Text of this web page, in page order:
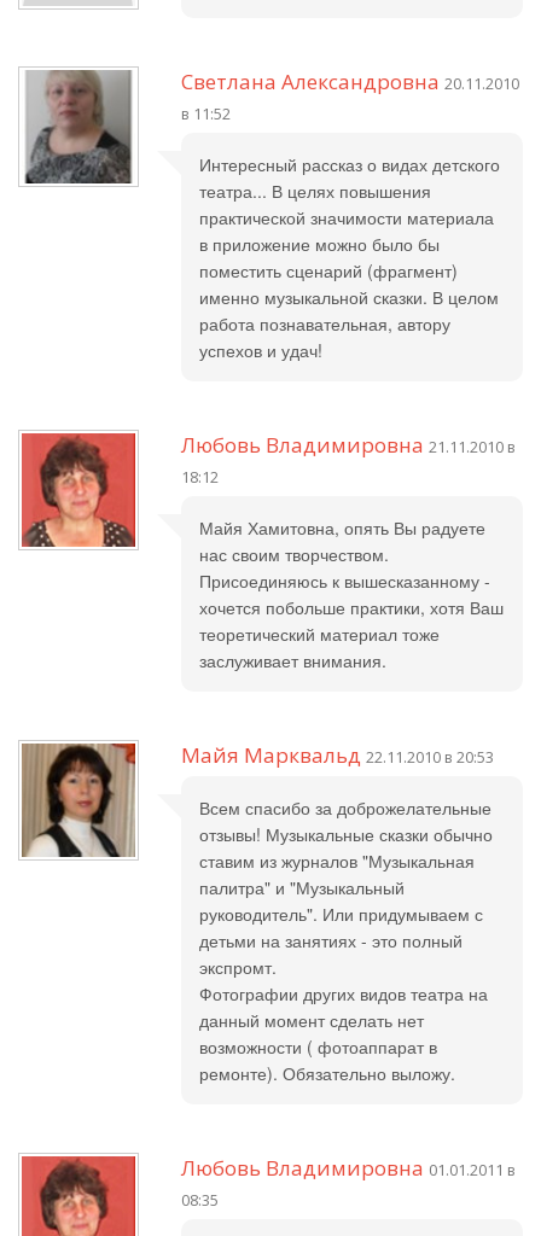
Светлана Александровна 20.11.2010
в 11:52
Интересный рассказ о видах детского
театра... В целях повышения
практической значимости материала
в приложение можно было бы
поместить сценарий (фрагмент)
именно музыкальной сказки. В целом
работа познавательная, автору
успехов и удач!
Любовь Владимировна 21.11.2010 в
18:12
Майя Хамитовна, опять Вы радуете
нас своим творчеством.
Присоединяюсь к вышесказанному -
хочется побольше практики, хотя Ваш
теоретический материал тоже
заслуживает внимания.
Майя Марквальд 22.11.2010 в 20:53
Всем спасибо за доброжелательные
отзывы! Музыкальные сказки обычно
ставим из журналов "Музыкальная
палитра" и "Музыкальный
руководитель". Или придумываем с
детьми на занятиях - это полный
экспромт.
Фотографии других видов театра на
данный момент сделать нет
возможности ( фотоаппарат в
ремонте). Обязательно выложу.
Любовь Владимировна 01.01.2011 в
08:35